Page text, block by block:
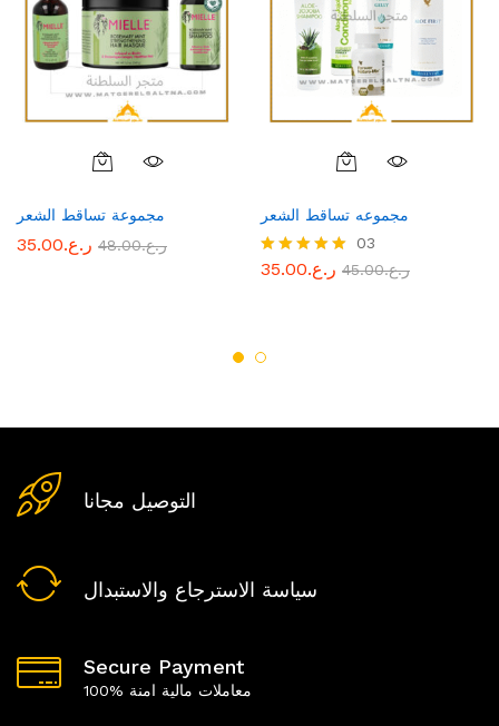
مجموعة تساقط الشعر
ر.ع.35.00 ر.ع.48.00
مجموعه تساقط الشعر
Rated
03
ر.ع.35.00 ر.ع.45.00
التوصيل مجانا
سياسة الاسترجاع والاستبدال
Secure Payment
100% معاملات مالية امنة